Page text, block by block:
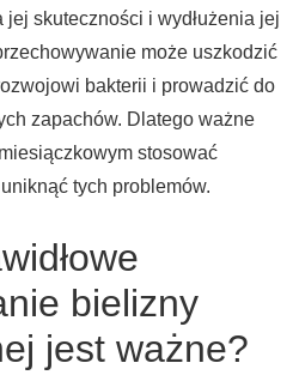
skuteczności i wydłużenia jej
może uszkodzić
bakterii i prowadzić do
zapachów. Dlatego ważne
stosować
tych problemów.
bielizny
jest ważne?